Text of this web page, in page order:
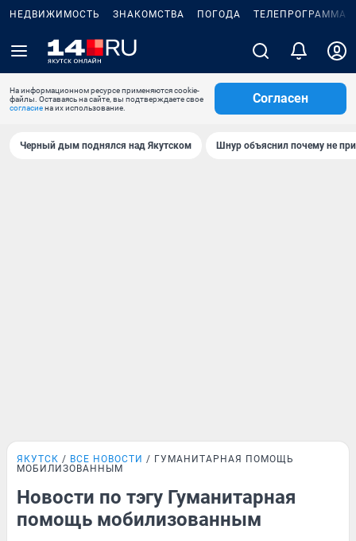
НЕДВИЖИМОСТЬ ЗНАКОМСТВА ПОГОДА ТЕЛЕПРОГРАММА
На информационном ресурсе применяются cookie-
файлы. Оставаясь на сайте, вы подтверждаете свое
согласиена их использование.
Согласен
Черный дым поднялся над Якутском Шнур объяснил почему не
ЯКУТСК ВСЕ НОВОСТИ
ГУМАНИТАРНАЯ ПОМОЩЬ
МОБИЛИЗОВАННЫМ
Новости по тэгу Гуманитарная
помощь мобилизованным